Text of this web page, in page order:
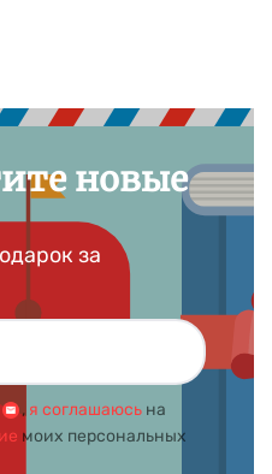
новые
за
, я соглашаюсь на
моих персональных